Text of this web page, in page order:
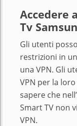
Accedere
Tv
Gli utenti
restrizioni in
una VPN. Gli
VPN per la
sapere che
Smart TV non
VPN.